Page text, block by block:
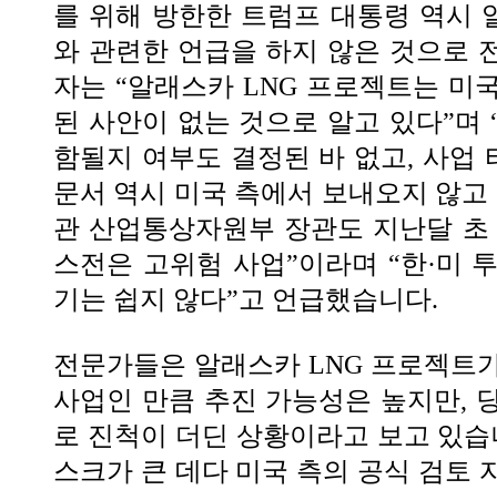
를 위해 방한한 트럼프 대통령 역시
와 관련한 언급을 하지 않은 것으로
자는 “알래스카 LNG 프로젝트는 미
된 사안이 없는 것으로 알고 있다”며
함될지 여부도 결정된 바 없고, 사업
문서 역시 미국 측에서 보내오지 않
관 산업통상자원부 장관도 지난달
스전은 고위험 사업”이라며 “한·미
기는 쉽지 않다”고 언급했습니다.
전문가들은 알래스카 LNG 프로젝트
사업인 만큼 추진 가능성은 높지만,
로 진척이 더딘 상황이라고 보고 있
스크가 큰 데다 미국 측의 공식 검토